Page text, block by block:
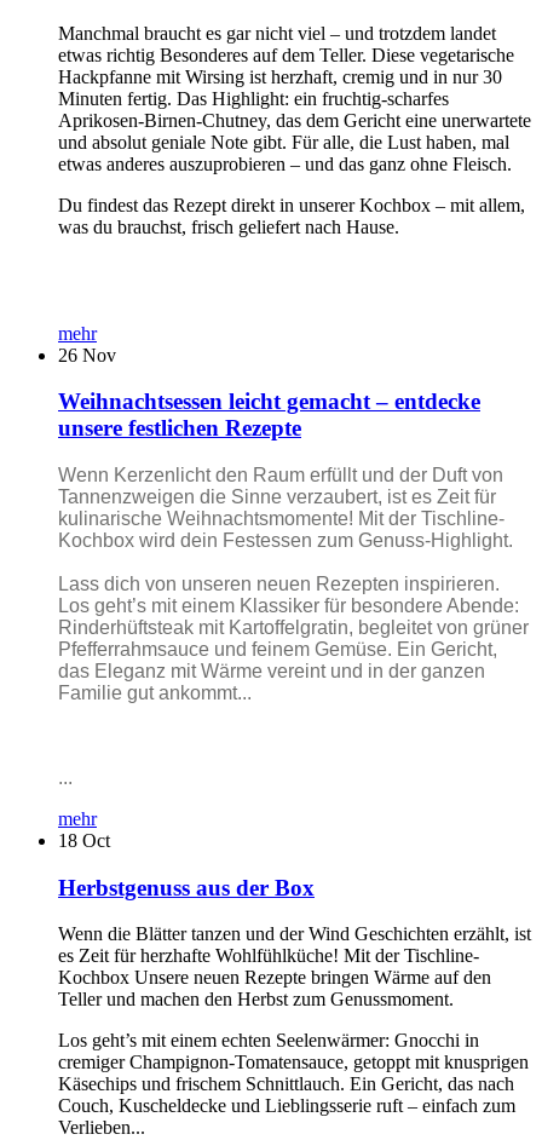
Manchmal braucht es gar nicht viel – und trotzdem landet
etwas richtig Besonderes auf dem Teller. Diese vegetarische
Hackpfanne mit Wirsing ist herzhaft, cremig und in nur 30
Minuten fertig. Das Highlight: ein fruchtig-scharfes
Aprikosen-Birnen-Chutney, das dem Gericht eine unerwartete
und absolut geniale Note gibt. Für alle, die Lust haben, mal
etwas anderes auszuprobieren – und das ganz ohne Fleisch.
Du findest das Rezept direkt in unserer Kochbox – mit allem,
was du brauchst, frisch geliefert nach Hause.
mehr
26 Nov
Weihnachtsessen leicht gemacht – entdecke
unsere festlichen Rezepte
Wenn Kerzenlicht den Raum erfüllt und der Duft von
Tannenzweigen die Sinne verzaubert, ist es Zeit für
kulinarische Weihnachtsmomente! Mit der Tischline-
Kochbox wird dein Festessen zum Genuss-Highlight.
Lass dich von unseren neuen Rezepten inspirieren.
Los geht’s mit einem Klassiker für besondere Abende:
Rinderhüftsteak mit Kartoffelgratin, begleitet von grüner
Pfefferrahmsauce und feinem Gemüse. Ein Gericht,
das Eleganz mit Wärme vereint und in der ganzen
Familie gut ankommt...
...
mehr
18 Oct
Herbstgenuss aus der Box
Wenn die Blätter tanzen und der Wind Geschichten erzählt, ist
es Zeit für herzhafte Wohlfühlküche! Mit der Tischline-
Kochbox Unsere neuen Rezepte bringen Wärme auf den
Teller und machen den Herbst zum Genussmoment.
Los geht’s mit einem echten Seelenwärmer: Gnocchi in
cremiger Champignon-Tomatensauce, getoppt mit knusprigen
Käsechips und frischem Schnittlauch. Ein Gericht, das nach
Couch, Kuscheldecke und Lieblingsserie ruft – einfach zum
Verlieben...